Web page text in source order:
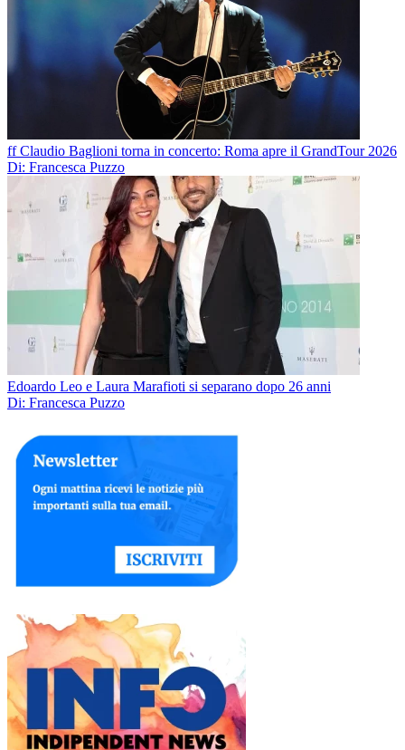
ff Claudio Baglioni torna in concerto: Roma apre il GrandTour 2026
Di: Francesca Puzzo
Edoardo Leo e Laura Marafioti si separano dopo 26 anni
Di: Francesca Puzzo